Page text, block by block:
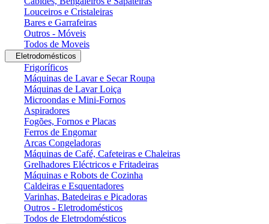
Louceiros e Cristaleiras
Bares e Garrafeiras
Outros - Móveis
Todos de Moveis
Eletrodomésticos
Frigoríficos
Máquinas de Lavar e Secar Roupa
Máquinas de Lavar Loiça
Microondas e Mini-Fornos
Aspiradores
Fogões, Fornos e Placas
Ferros de Engomar
Arcas Congeladoras
Máquinas de Café, Cafeteiras e Chaleiras
Grelhadores Eléctricos e Fritadeiras
Máquinas e Robots de Cozinha
Caldeiras e Esquentadores
Varinhas, Batedeiras e Picadoras
Outros - Eletrodomésticos
Todos de Eletrodomésticos